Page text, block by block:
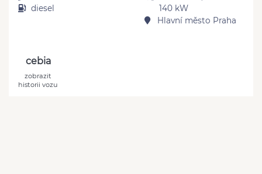
diesel
140 kW
Hlavní město Praha
cebia
zobrazit
historii vozu